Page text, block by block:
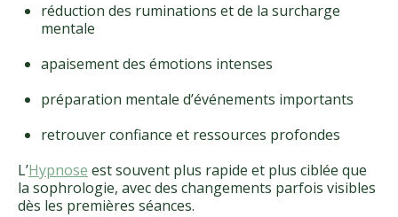
réduction des ruminations et de la surcharge
mentale
apaisement des émotions intenses
préparation mentale d’événements importants
retrouver confiance et ressources profondes
L’Hypnose est souvent plus rapide et plus ciblée que
la sophrologie, avec des changements parfois visibles
dès les premières séances.